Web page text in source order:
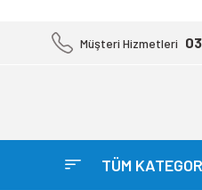
Müşteri Hizmetleri
TÜM